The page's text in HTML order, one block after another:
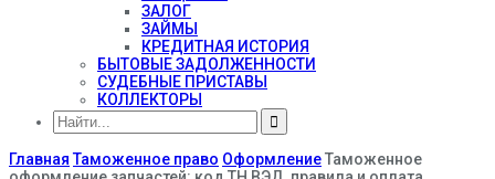
ЗАЛОГ
ЗАЙМЫ
КРЕДИТНАЯ ИСТОРИЯ
БЫТОВЫЕ ЗАДОЛЖЕННОСТИ
СУДЕБНЫЕ ПРИСТАВЫ
КОЛЛЕКТОРЫ
Главная Таможенное право ОформлениеТаможенное